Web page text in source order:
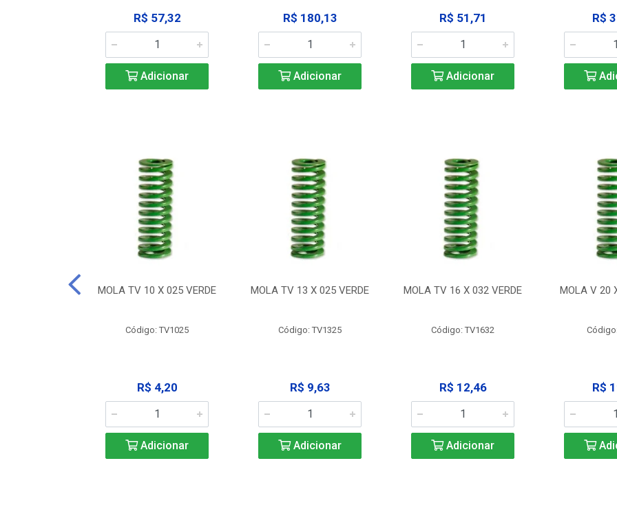
R$ 57,32
Adicionar
R$ 180,13
Adicionar
R$ 51,71
Adicionar
R$
MOLA TV 10 X 025 VERDE
Código: TV1025
R$ 4,20
Adicionar
MOLA TV 13 X 025 VERDE
Código: TV1325
R$ 9,63
Adicionar
MOLA TV 16 X 032 VERDE
Código: TV1632
R$ 12,46
Adicionar
MOLA V 20
R$